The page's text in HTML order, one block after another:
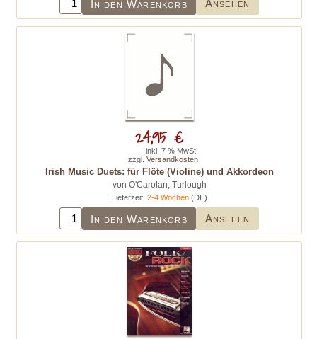
In den Warenkorb Ansehen
Irish Music Duets: für Flöte (Violine) und Akkordeon
von O'Carolan, Turlough
Lieferzeit: 2-4 Wochen(DE)
In den Warenkorb Ansehen
24,95 €
inkl. 7 % MwSt.
zzgl. Versandkosten